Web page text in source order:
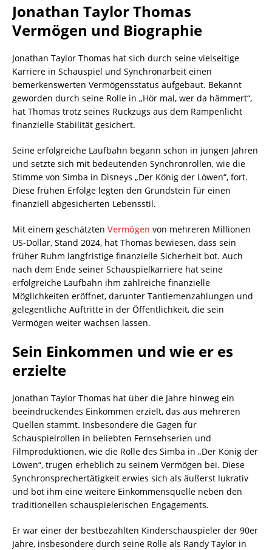
Jonathan Taylor Thomas
Vermögen und Biographie
Jonathan Taylor Thomas hat sich durch seine vielseitige
Karriere in Schauspiel und Synchronarbeit einen
bemerkenswerten Vermögensstatus aufgebaut. Bekannt
geworden durch seine Rolle in „Hör mal, wer da hämmert“,
hat Thomas trotz seines Rückzugs aus dem Rampenlicht
finanzielle Stabilität gesichert.
Seine erfolgreiche Laufbahn begann schon in jungen Jahren
und setzte sich mit bedeutenden Synchronrollen, wie die
Stimme von Simba in Disneys „Der König der Löwen“, fort.
Diese frühen Erfolge legten den Grundstein für einen
finanziell abgesicherten Lebensstil.
Mit einem geschätzten Vermögen von mehreren Millionen
US-Dollar, Stand 2024, hat Thomas bewiesen, dass sein
früher Ruhm langfristige finanzielle Sicherheit bot. Auch
nach dem Ende seiner Schauspielkarriere hat seine
erfolgreiche Laufbahn ihm zahlreiche finanzielle
Möglichkeiten eröffnet, darunter Tantiemenzahlungen und
gelegentliche Auftritte in der Öffentlichkeit, die sein
Vermögen weiter wachsen lassen.
Sein Einkommen und wie er es
erzielte
Jonathan Taylor Thomas hat über die Jahre hinweg ein
beeindruckendes Einkommen erzielt, das aus mehreren
Quellen stammt. Insbesondere die Gagen für
Schauspielrollen in beliebten Fernsehserien und
Filmproduktionen, wie die Rolle des Simba in „Der König der
Löwen“, trugen erheblich zu seinem Vermögen bei. Diese
Synchronsprechertätigkeit erwies sich als äußerst lukrativ
und bot ihm eine weitere Einkommensquelle neben den
traditionellen schauspielerischen Engagements.
Er war einer der bestbezahlten Kinderschauspieler der 90er
Jahre, insbesondere durch seine Rolle als Randy Taylor in